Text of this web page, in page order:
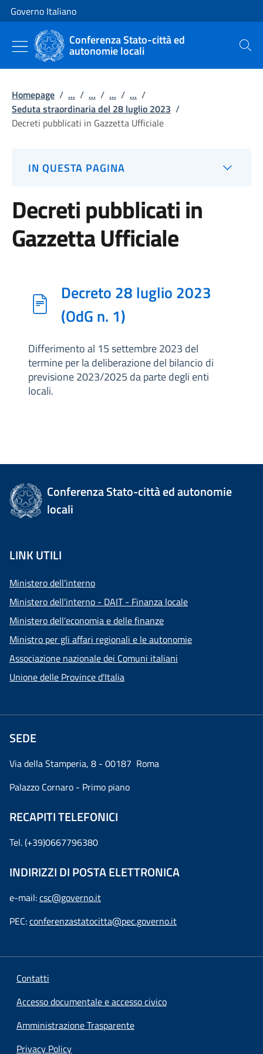
Vai al contenuto
Vai alla navigazione del sito
Governo Italiano
Conferenza Stato-città ed
autonomie locali Cerca
Homepage / ... / ... / ... / ... /
Seduta straordinaria del 28 luglio 2023 /
Decreti pubblicati in Gazzetta Ufficiale
IN QUESTA PAGINA
Decreti pubblicati in
Gazzetta Ufficiale
Decreto 28 luglio 2023
(OdG n. 1)
Differimento al 15 settembre 2023 del
termine per la deliberazione del bilancio di
previsione 2023/2025 da parte degli enti
locali.
Conferenza Stato-città ed autonomie
locali
LINK UTILI
Ministero dell'interno
Ministero dell'interno - DAIT - Finanza locale
Ministero dell'economia e delle finanze
Ministro per gli affari regionali e le autonomie
Associazione nazionale dei Comuni italiani
Unione delle Province d'Italia
SEDE
Via della Stamperia, 8 - 00187 Roma
Palazzo Cornaro - Primo piano
RECAPITI TELEFONICI
Tel. (+39)0667796380
INDIRIZZI DI POSTA ELETTRONICA
e-mail:csc@governo.it
PEC:conferenzastatocitta@pec.governo.it
Contatti
Accesso documentale e accesso civico
Amministrazione Trasparente
Privacy Policy